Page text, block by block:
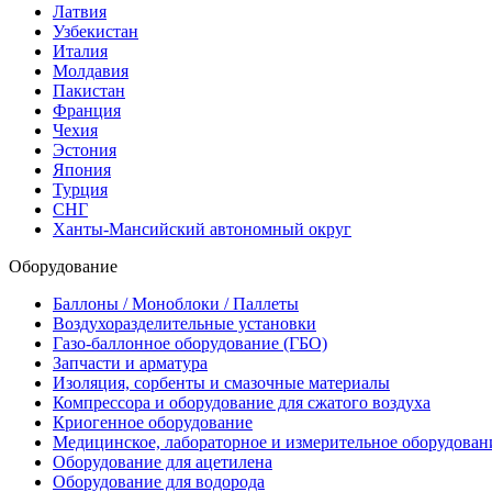
Латвия
Узбекистан
Италия
Молдавия
Пакистан
Франция
Чехия
Эстония
Япония
Турция
СНГ
Ханты-Мансийский автономный округ
Оборудование
Баллоны / Моноблоки / Паллеты
Воздухоразделительные установки
Газо-баллонное оборудование (ГБО)
Запчасти и арматура
Изоляция, сорбенты и смазочные материалы
Компрессора и оборудование для сжатого воздуха
Криогенное оборудование
Медицинское, лабораторное и измерительное
Оборудование для ацетилена
Оборудование для водорода